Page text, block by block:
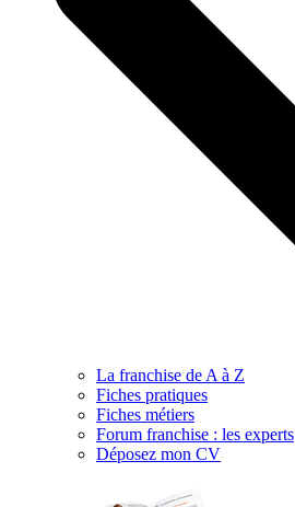
La franchise de A à Z
Fiches pratiques
Fiches métiers
Forum franchise : les experts
Déposez mon CV